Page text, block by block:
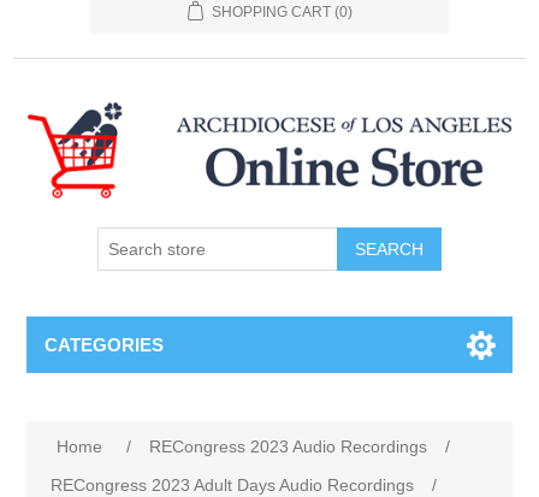
SHOPPING CART (0)
SEARCH
CATEGORIES
Home / RECongress 2023 Audio Recordings
/
RECongress 2023 Adult Days Audio Recordings
/